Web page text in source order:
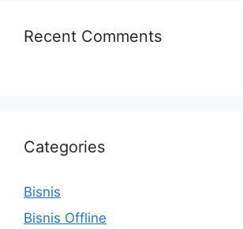
Recent Comments
Categories
Bisnis
Bisnis Offline